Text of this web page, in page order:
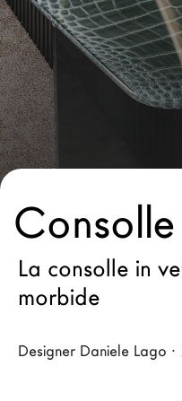
Architetti
LAGO Homes
News
Press
Cataloghi
Contatti
La consolle in
morbide
Designer Daniele Lago ·